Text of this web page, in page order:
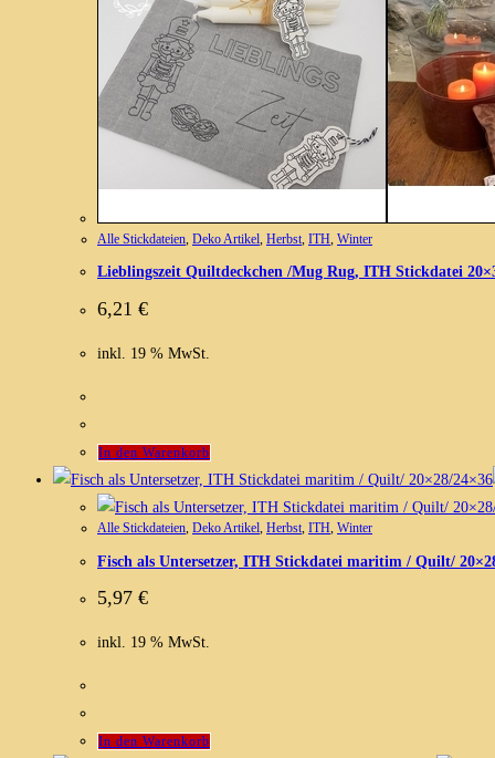
Alle Stickdateien, Deko Artikel, Herbst, ITH, Winter
Lieblingszeit Quiltdeckchen /Mug Rug, ITH Stickdatei
6,21 €
inkl. 19 % MwSt.
In den Warenkorb
Alle Stickdateien, Deko Artikel, Herbst, ITH, Winter
Fisch als Untersetzer, ITH Stickdatei maritim / Quilt/
5,97 €
inkl. 19 % MwSt.
In den Warenkorb